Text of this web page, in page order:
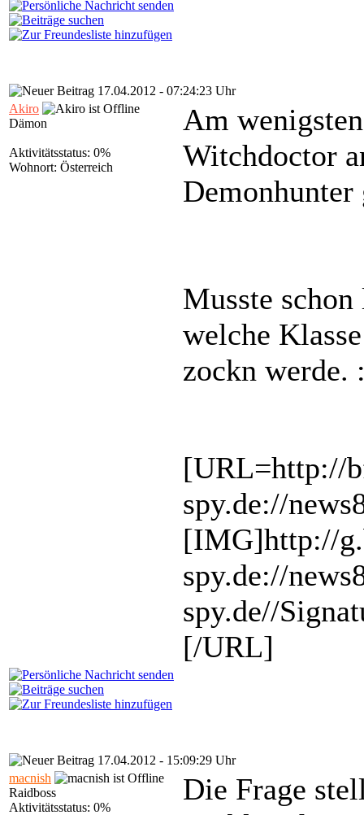
17.04.2012 - 07:24:23 Uhr
Akiro
Dämon
Aktivitätsstatus: 0%
Wohnort: Österreich
Am
Witchdoctor
Demonhunter
Musste
welche
zockn werde.
[URL=http://
spy.de://
[IMG]http://
spy.de://
spy.de//
[/URL]
17.04.2012 - 15:09:29 Uhr
macnish
Raidboss
Aktivitätsstatus: 0%
Die Frage